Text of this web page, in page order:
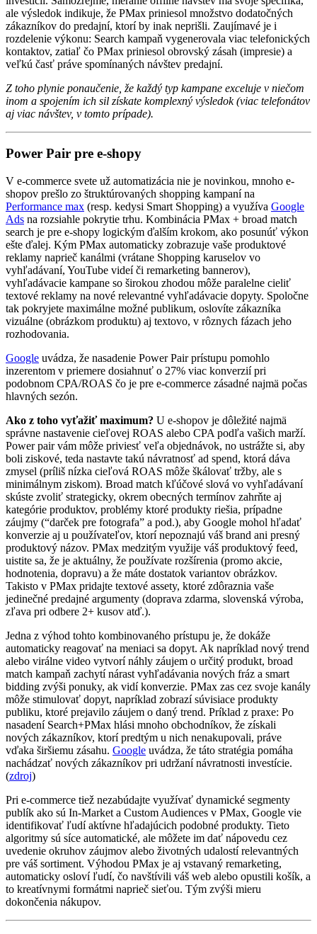
ale výsledok indikuje, že PMax priniesol množstvo dodatočných
zákazníkov do predajní, ktorí by inak neprišli. Zaujímavé je i
rozdelenie výkonu: Search kampaň vygenerovala viac telefonických
kontaktov, zatiaľ čo PMax priniesol obrovský zásah (impresie) a
veľkú časť práve spomínaných návštev predajní.
Z toho plynie ponaučenie, že každý typ kampane exceluje v niečom
inom a spojením ich sil získate komplexný výsledok (viac telefonátov
aj viac návštev, v tomto prípade).
Power Pair pre e-shopy
V e-commerce svete už automatizácia nie je novinkou, mnoho e-
shopov prešlo zo štruktúrovaných shopping kampaní na
Performance max (resp. kedysi Smart Shopping) a využíva Google
Ads na rozsiahle pokrytie trhu. Kombinácia PMax + broad match
search je pre e-shopy logickým ďalším krokom, ako posunúť výkon
ešte ďalej. Kým PMax automaticky zobrazuje vaše produktové
reklamy naprieč kanálmi (vrátane Shopping karuselov vo
vyhľadávaní, YouTube videí či remarketing bannerov),
vyhľadávacie kampane so širokou zhodou môže paralelne cieliť
textové reklamy na nové relevantné vyhľadávacie dopyty. Spoločne
tak pokryjete maximálne možné publikum, oslovíte zákazníka
vizuálne (obrázkom produktu) aj textovo, v rôznych fázach jeho
rozhodovania.
Google uvádza, že nasadenie Power Pair prístupu pomohlo
inzerentom v priemere dosiahnuť o 27% viac konverzií pri
podobnom CPA/ROAS čo je pre e-commerce zásadné najmä počas
hlavných sezón.
Ako z toho vyťažiť maximum? U e-shopov je dôležité najmä
správne nastavenie cieľovej ROAS alebo CPA podľa vašich marží.
Power pair vám môže priviesť veľa objednávok, no ustrážte si, aby
boli ziskové, teda nastavte takú návratnosť ad spend, ktorá dáva
zmysel (príliš nízka cieľová ROAS môže škálovať tržby, ale s
minimálnym ziskom). Broad match kľúčové slová vo vyhľadávaní
skúste zvoliť strategicky, okrem obecných termínov zahrňte aj
kategórie produktov, problémy ktoré produkty riešia, prípadne
záujmy (“darček pre fotografa” a pod.), aby Google mohol hľadať
konverzie aj u používateľov, ktorí nepoznajú váš brand ani presný
produktový názov. PMax medzitým využije váš produktový feed,
uistite sa, že je aktuálny, že používate rozšírenia (promo akcie,
hodnotenia, dopravu) a že máte dostatok variantov obrázkov.
Takisto v PMax pridajte textové assety, ktoré zdôraznia vaše
jedinečné predajné argumenty (doprava zdarma, slovenská výroba,
zľava pri odbere 2+ kusov atď.).
Jedna z výhod tohto kombinovaného prístupu je, že dokáže
automaticky reagovať na meniaci sa dopyt. Ak napríklad nový trend
alebo virálne video vytvorí náhly záujem o určitý produkt, broad
match kampaň zachytí nárast vyhľadávania nových fráz a smart
bidding zvýši ponuky, ak vidí konverzie. PMax zas cez svoje kanály
môže stimulovať dopyt, napríklad zobrazí súvisiace produkty
publiku, ktoré prejavilo záujem o daný trend. Príklad z praxe: Po
nasadení Search+PMax hlási mnoho obchodníkov, že získali
nových zákazníkov, ktorí predtým u nich nenakupovali, práve
vďaka širšiemu zásahu. Google uvádza, že táto stratégia pomáha
nachádzať nových zákazníkov pri udržaní návratnosti investície.
(zdroj)
Pri e-commerce tiež nezabúdajte využívať dynamické segmenty
publík ako sú In-Market a Custom Audiences v PMax, Google vie
identifikovať ľudí aktívne hľadajúcich podobné produkty. Tieto
algoritmy sú síce automatické, ale môžete im dať nápovedu cez
uvedenie okruhov záujmov alebo životných udalostí relevantných
pre váš sortiment. Výhodou PMax je aj vstavaný remarketing,
automaticky osloví ľudí, čo navštívili váš web alebo opustili košík, a
to kreatívnymi formátmi naprieč sieťou. Tým zvýši mieru
dokončenia nákupov.